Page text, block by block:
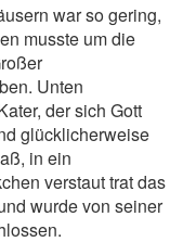
war so gering,
musste um die
Unten
der sich Gott
glücklicherweise
in ein
verstaut trat das
wurde von seiner